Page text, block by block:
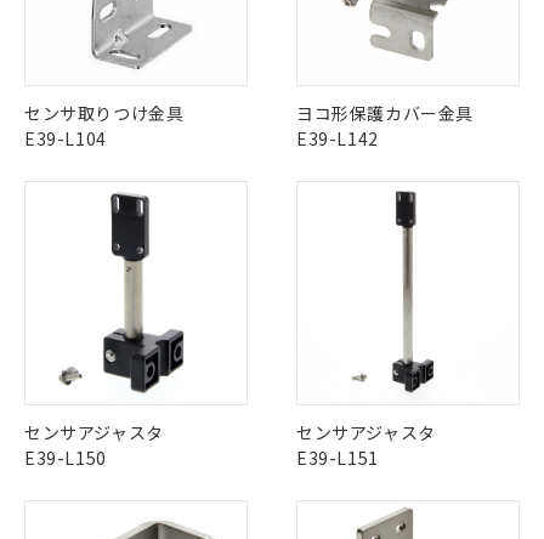
中国 RoHS表※1 ※2
"対応済み"や非含有の記載がされた商品であっても、流通
在庫等で未対応品が混在する可能性があります。
非含有品が必要な際は、弊社営業部門もしくは販売店へお
問い合わせください。
この製品のRoHS/REACH対応状況ページへ
No
その他の認証はこちらのページからご検索ください
センサ取りつけ金具
E39-L104
ヨコ形保護カバー金具
E39-L142
センサアジャスタ
E39-L150
センサアジャスタ
E39-L151
※1 対応状況
対応済み：EU RoHS指令（10物質）の